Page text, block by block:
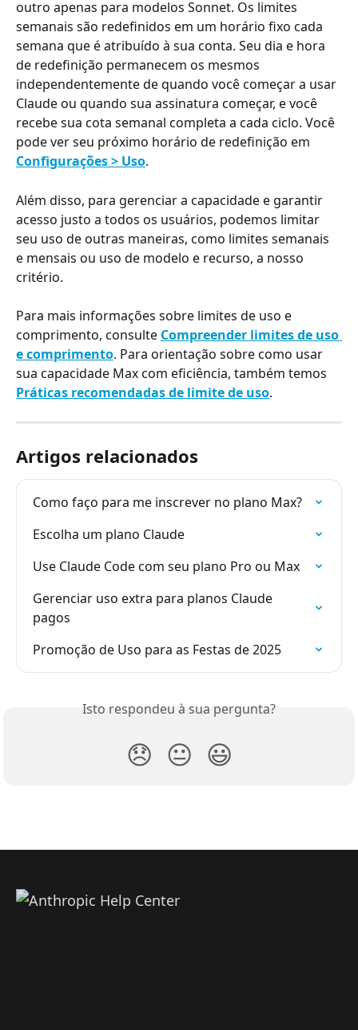
outro apenas para modelos Sonnet. Os limites
semanais são redefinidos em um horário fixo cada
semana que é atribuído à sua conta. Seu dia e hora
de redefinição permanecem os mesmos
independentemente de quando você começar a usar
Claude ou quando sua assinatura começar, e você
recebe sua cota semanal completa a cada ciclo. Você
pode ver seu próximo horário de redefinição em
Configurações > Uso.
Além disso, para gerenciar a capacidade e garantir
acesso justo a todos os usuários, podemos limitar
seu uso de outras maneiras, como limites semanais
e mensais ou uso de modelo e recurso, a nosso
critério.
Para mais informações sobre limites de uso e
comprimento, consulte Compreender limites de uso
e comprimento. Para orientação sobre como usar
sua capacidade Max com eficiência, também temos
Práticas recomendadas de limite de uso.
Artigos relacionados
Como faço para me inscrever no plano Max?
Escolha um plano Claude
Use Claude Code com seu plano Pro ou Max
Gerenciar uso extra para planos Claude
pagos
Promoção de Uso para as Festas de 2025
Isto respondeu à sua pergunta?
😞 😐 😃